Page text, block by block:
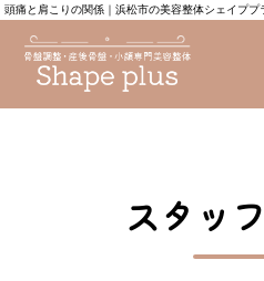
頭痛と肩こりの関係｜浜松市の美容整体シェイププ
スタッ